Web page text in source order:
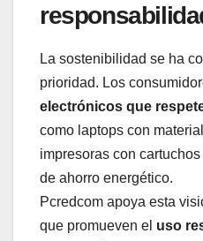
La sostenibilidad se ha
prioridad. Los
electrónicos que
como laptops con
impresoras con
de ahorro energético.
Pcredcom apoya esta
que promueven el uso